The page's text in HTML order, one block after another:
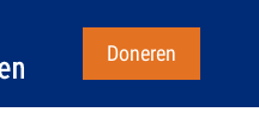
Doneren